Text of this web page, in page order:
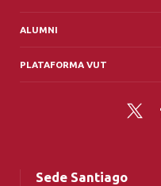
ALUMNI
PLATAFORMA VUT
Twitter
Sede Santiago